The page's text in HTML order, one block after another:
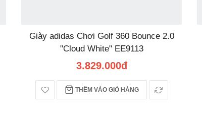
Giày adidas Chơi Golf 360 Bounce 2.0
"Cloud White" EE9113
3.829.000đ
THÊM VÀO GIỎ HÀNG